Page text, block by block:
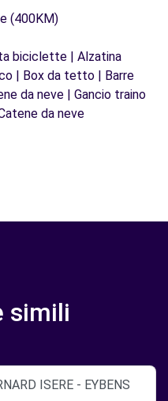
(400KM)
biciclette | Alzatina
| Box da tetto | Barre
da neve | Gancio traino
da neve
simili
ISERE - EYBENS